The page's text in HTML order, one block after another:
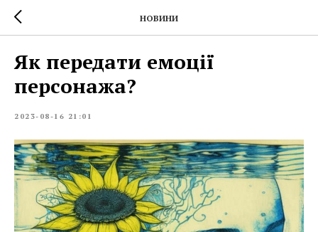
НОВИНИ
Як передати емоції
персонажа?
2023-08-16 21:01